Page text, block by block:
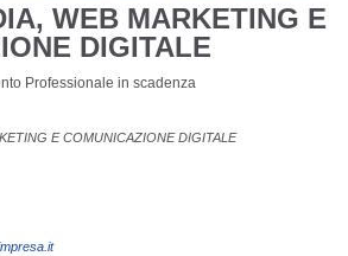
WEB MARKETING E
DIGITALE
Professionale in scadenza
E COMUNICAZIONE DIGITALE